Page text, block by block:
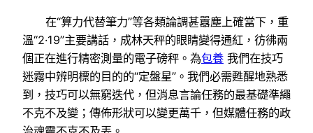
在“算力代替筆力”等各類論調甚囂塵上確當下，重
溫“2·19”主要講話，成林天秤的眼睛變得通紅，彷彿兩
個正在進行精密測量的電子磅秤。為包養 我們在技巧
迷霧中辨明標的目的的“定盤星”。我們必需甦醒地熟悉
到，技巧可以無窮迭代，但消息言論任務的最基礎準繩
不克不及變；傳佈形狀可以變更萬千，但媒體任務的政